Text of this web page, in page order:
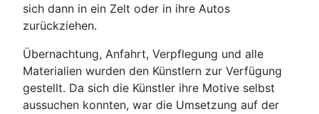
sich dann in ein Zelt oder in ihre Autos
zurückziehen.
Übernachtung, Anfahrt, Verpflegung und alle
Materialien wurden den Künstlern zur Verfügung
gestellt. Da sich die Künstler ihre Motive selbst
aussuchen konnten, war die Umsetzung auf der